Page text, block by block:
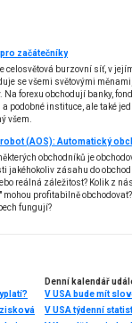
pro začátečníky
celosvětová burzovní síť, v
se všemi světovými
Na forexu obchodují banky,
a podobné instituce, ale také
všem.
obchodníků je
jakéhokoliv zásahu do
reálná záležitost? Kolik z
mohou profitabilně
fungují?
zisková
Denní kalendář
V USA bude mít
V USA týdenní